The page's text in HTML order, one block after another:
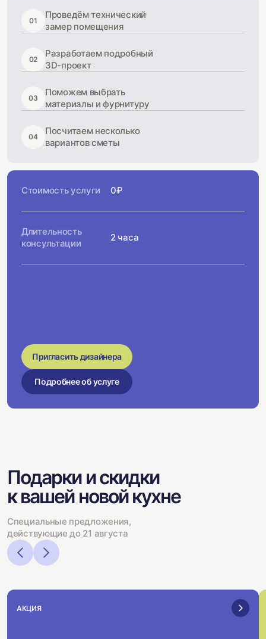
01
Проведём технический
замер помещения
02
Разработаем подробный
3D-проект
03
Поможем выбрать
материалы и фурнитуру
04
Посчитаем несколько
вариантов сметы
Стоимость услуги 0₽
Длительность
консультации
2 часа
Пригласить дизайнера
Подробнее об услуге
Подарки и скидки
к вашей новой кухне
Специальные предложения,
действующие до 21 августа
АКЦИЯ